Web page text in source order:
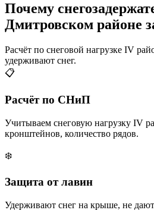
Почему
Дмитровском районе
Расчёт по снеговой нагрузке IV
удерживают снег.
📋
Расчёт по СНиП
Учитываем снеговую нагрузку IV
кронштейнов, количество рядов.
❄️
Защита от лавин
Удерживают снег на крыше, не